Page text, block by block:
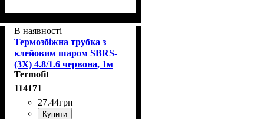
В наявності
Термозбіжна трубка з
клейовим шаром SBRS-
(3X) 4.8/1.6 червона, 1м
Termofit
114171
27.44грн
Купити